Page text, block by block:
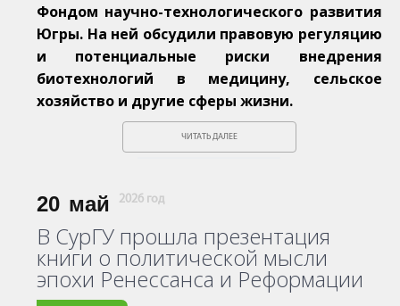
Фондом научно-технологического развития
Югры. На ней обсудили правовую регуляцию
и потенциальные риски внедрения
биотехнологий в медицину, сельское
хозяйство и другие сферы жизни.
ЧИТАТЬ ДАЛЕЕ
20 май 2026 год
В СурГУ прошла презентация
книги о политической мысли
эпохи Ренессанса и Реформации